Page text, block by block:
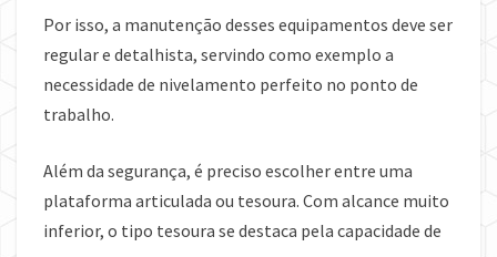
Por isso, a manutenção desses equipamentos deve ser
regular e detalhista, servindo como exemplo a
necessidade de nivelamento perfeito no ponto de
trabalho.
Além da segurança, é preciso escolher entre uma
plataforma articulada ou tesoura. Com alcance muito
inferior, o tipo tesoura se destaca pela capacidade de